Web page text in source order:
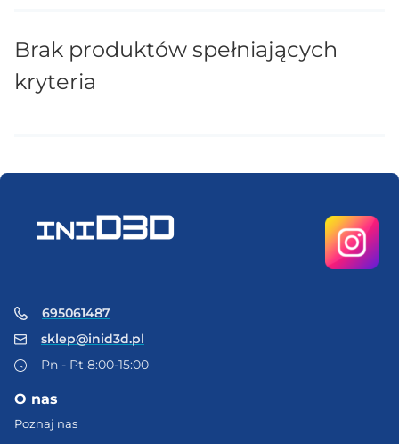
Brak produktów spełniających
kryteria
695061487
sklep@inid3d.pl
Pn - Pt 8:00-15:00
O nas
Poznaj nas